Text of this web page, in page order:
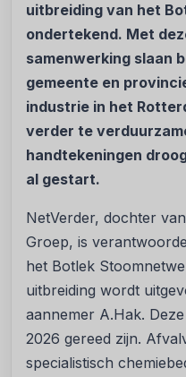
uitbreiding van het
ondertekend. Met
samenwerking slaan
gemeente en
industrie in het
verder te
handtekeningen
al gestart.
NetVerder, dochter
Groep, is
het Botlek
uitbreiding wordt
aannemer A.Hak.
2026 gereed zijn.
specialistisch